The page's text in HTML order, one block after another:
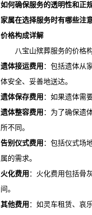
如何确保服务的透明性和正规
家属在选择服务时有哪些注
价格构成详解
八宝山殡葬服务的价格
遗体接运费用 ：包括遗体从
体安全、妥善地送达。
遗体保存费用 ：如果遗体需
遗体整容费用 ：为了确保遗
所不同。
告别仪式费用 ：包括仪式场
属的需求。
火化费用 ：火化费用包括骨
间。
其他费用 ：如灵车租赁、哀